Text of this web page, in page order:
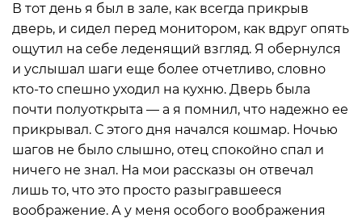
В тот день я был в зале, как всегда прикрыв
дверь, и сидел перед монитором, как вдруг опять
ощутил на себе леденящий взгляд. Я обернулся
и услышал шаги еще более отчетливо, словно
кто-то спешно уходил на кухню. Дверь была
почти полуоткрыта — а я помнил, что надежно ее
прикрывал. С этого дня начался кошмар. Ночью
шагов не было слышно, отец спокойно спал и
ничего не знал. На мои рассказы он отвечал
лишь то, что это просто разыгравшееся
воображение. А у меня особого воображения